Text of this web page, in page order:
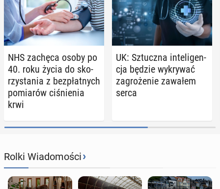
NHS zachęca osoby po
40. roku życia do sko­
rzy­sta­nia z bez­płat­nych
po­mia­rów ci­śnie­nia
krwi
UK: Sztucz­na in­te­li­gen­
cja będzie wy­kry­wać
za­gro­że­nie zawałem
serca
Rolki Wiadomości›